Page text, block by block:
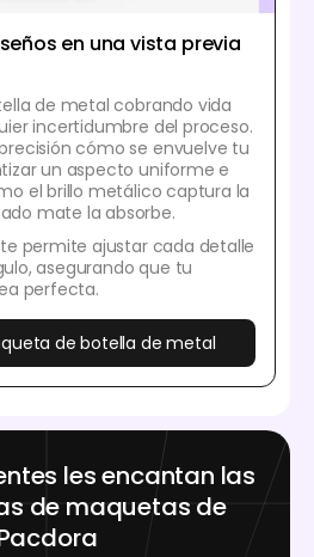
en una vista previa
de metal cobrando vida
incertidumbre del proceso.
cómo se envuelve tu
un aspecto uniforme e
el brillo metálico captura la
mate la absorbe.
permite ajustar cada detalle
asegurando que tu
perfecta.
de botella de metal
les encantan las
de maquetas de